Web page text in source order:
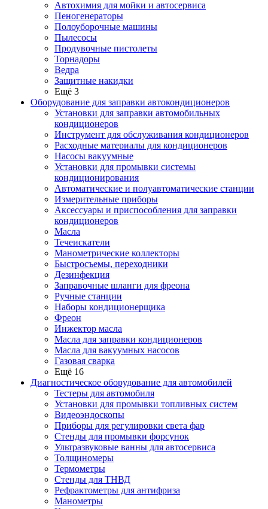
Автохимия для мойки и автосервиса
Пеногенераторы
Полоуборочные машины
Пылесосы
Продувочные пистолеты
Торнадоры
Ведра
Защитные накидки
Ещё 3
Оборудование для заправки автокондиционеров
Установки для заправки автомобильных
кондиционеров
Инструмент для обслуживания кондиционеров
Расходные материалы для кондиционеров
Насосы вакуумные
Установки для промывки системы
кондиционирования
Автоматические и полуавтоматические станции
Измерительные приборы
Аксессуары и приспособления для заправки
кондиционеров
Масла
Течеискатели
Манометрические коллекторы
Быстросъемы, переходники
Дезинфекция
Заправочные шланги для фреона
Ручные станции
Наборы кондиционерщика
Фреон
Инжектор масла
Масла для заправки кондиционеров
Масла для вакуумных насосов
Газовая сварка
Ещё 16
Диагностическое оборудование для автомобилей
Тестеры для автомобиля
Установки для промывки топливных систем
Видеоэндоскопы
Приборы для регулировки света фар
Стенды для промывки форсунок
Ультразвуковые ванны для автосервиса
Толщиномеры
Термометры
Стенды для ТНВД
Рефрактометры для антифриза
Манометры